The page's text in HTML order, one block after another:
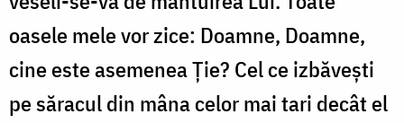
oasele mele vor zice: Doamne, Doamne,
cine este asemenea Ţie? Cel ce izbăveşti
pe săracul din mâna celor mai tari decât el